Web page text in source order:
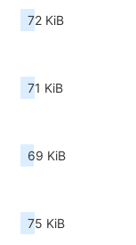
72 KiB
71 KiB
69 KiB
75 KiB